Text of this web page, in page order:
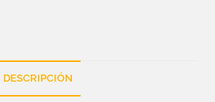
DESCRIPCIÓN